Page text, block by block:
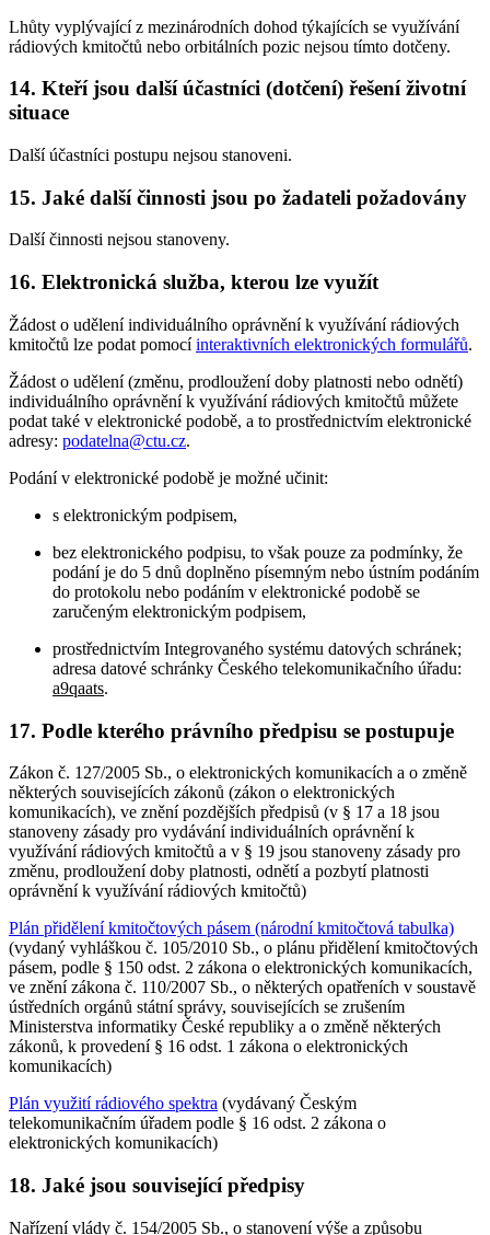
Lhůty vyplývající z mezinárodních dohod týkajících se využívání
rádiových kmitočtů nebo orbitálních pozic nejsou tímto dotčeny.
14. Kteří jsou další účastníci (dotčení) řešení životní
situace
Další účastníci postupu nejsou stanoveni.
15. Jaké další činnosti jsou po žadateli požadovány
Další činnosti nejsou stanoveny.
16. Elektronická služba, kterou lze využít
Žádost o udělení individuálního oprávnění k využívání rádiových
kmitočtů lze podat pomocíinteraktivních elektronických formulářů.
Žádost o udělení (změnu, prodloužení doby platnosti nebo odnětí)
individuálního oprávnění k využívání rádiových kmitočtů můžete
podat také v elektronické podobě, a to prostřednictvím elektronické
adresy: podatelna@ctu.cz.
Podání v elektronické podobě je možné učinit:
s elektronickým podpisem,
bez elektronického podpisu, to však pouze za podmínky, že
podání je do 5 dnů doplněno písemným nebo ústním podáním
do protokolu nebo podáním v elektronické podobě se
zaručeným elektronickým podpisem,
prostřednictvím Integrovaného systému datových schránek;
adresa datové schránky Českého telekomunikačního úřadu:
a9qaats.
17. Podle kterého právního předpisu se postupuje
Zákon č. 127/2005 Sb., o elektronických komunikacích a o změně
některých souvisejících zákonů (zákon o elektronických
komunikacích), ve znění pozdějších předpisů (v § 17 a 18 jsou
stanoveny zásady pro vydávání individuálních oprávnění k
využívání rádiových kmitočtů a v § 19 jsou stanoveny zásady pro
změnu, prodloužení doby platnosti, odnětí a pozbytí platnosti
oprávnění k využívání rádiových kmitočtů)
Plán přidělení kmitočtových pásem (národní kmitočtová tabulka)
(vydaný vyhláškou č. 105/2010 Sb., o plánu přidělení kmitočtových
pásem, podle § 150 odst. 2 zákona o elektronických komunikacích,
ve znění zákona č. 110/2007 Sb., o některých opatřeních v soustavě
ústředních orgánů státní správy, souvisejících se zrušením
Ministerstva informatiky České republiky a o změně některých
zákonů, k provedení § 16 odst. 1 zákona o elektronických
komunikacích)
Plán využití rádiového spektra (vydávaný Českým
telekomunikačním úřadem podle § 16 odst. 2 zákona o
elektronických komunikacích)
18. Jaké jsou související předpisy
Nařízení vlády č. 154/2005 Sb., o stanovení výše a způsobu